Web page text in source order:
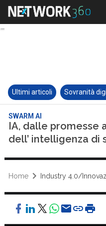
Ultimi articoli Sovranità
SWARM AI
IA, dalle promesse
dell’ intelligenza di
Home Industry 4.0/